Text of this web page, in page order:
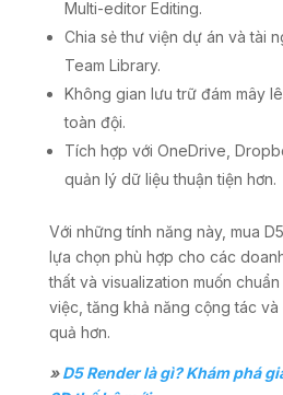
Multi-editor Editing.
Chia sẻ thư viện dự án và tài
Team Library.
Không gian lưu trữ đám mây
toàn đội.
Tích hợp với OneDrive,
quản lý dữ liệu thuận tiện hơn.
Với những tính năng này, mua
lựa chọn phù hợp cho các
thất và visualization muốn
việc, tăng khả năng cộng tác
quả hơn.
»D5 Render là gì? Khám phá